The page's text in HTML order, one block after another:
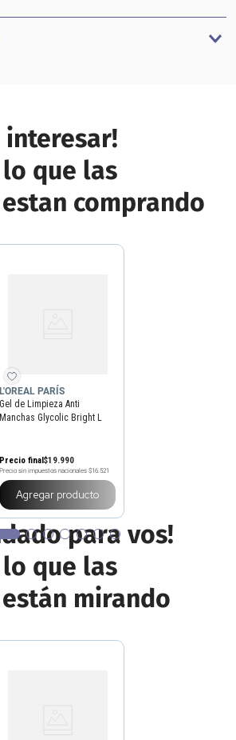
interesar!
que las
comprando
L'OREAL PARÍS
Gel de Limpieza Anti
Manchas Glycolic Bright L
Precio final$19.990
Precio sin impuestos nacionales $16.521
Agregar producto
para vos!
que las
mirando